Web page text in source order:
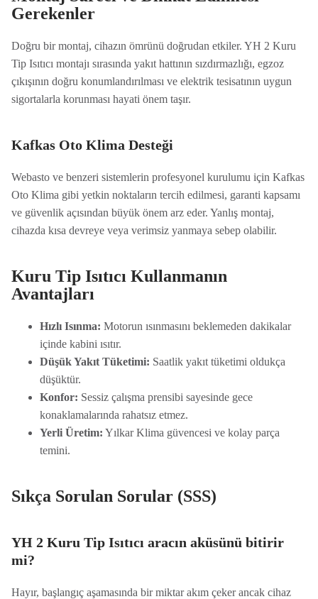
Gerekenler
Doğru bir montaj, cihazın ömrünü doğrudan etkiler. YH 2 Kuru
Tip Isıtıcı montajı sırasında yakıt hattının sızdırmazlığı, egzoz
çıkışının doğru konumlandırılması ve elektrik tesisatının uygun
sigortalarla korunması hayati önem taşır.
Kafkas Oto Klima Desteği
Webasto ve benzeri sistemlerin profesyonel kurulumu için Kafkas
Oto Klima gibi yetkin noktaların tercih edilmesi, garanti kapsamı
ve güvenlik açısından büyük önem arz eder. Yanlış montaj,
cihazda kısa devreye veya verimsiz yanmaya sebep olabilir.
Kuru Tip Isıtıcı Kullanmanın
Avantajları
Hızlı Isınma: Motorun ısınmasını beklemeden dakikalar
içinde kabini ısıtır.
Düşük Yakıt Tüketimi: Saatlik yakıt tüketimi oldukça
düşüktür.
Konfor: Sessiz çalışma prensibi sayesinde gece
konaklamalarında rahatsız etmez.
Yerli Üretim: Yılkar Klima güvencesi ve kolay parça
temini.
Sıkça Sorulan Sorular (SSS)
YH 2 Kuru Tip Isıtıcı aracın aküsünü bitirir
mi?
Hayır, başlangıç aşamasında bir miktar akım çeker ancak cihaz